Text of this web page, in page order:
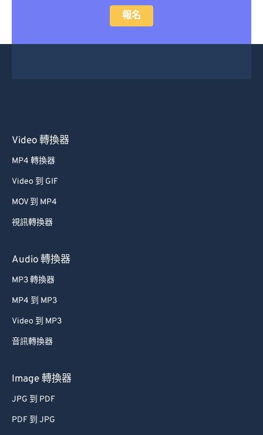
報名
Video 轉換器
MP4 轉換器
Video 到 GIF
MOV 到 MP4
視訊轉換器
Audio 轉換器
MP3 轉換器
MP4 到 MP3
Video 到 MP3
音訊轉換器
Image 轉換器
JPG 到 PDF
PDF 到 JPG